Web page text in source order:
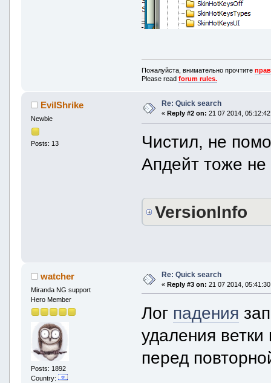
Пожалуйста, внимательно прочтите
Please readforum rules.
EvilShrike
Newbie
Posts: 13
Re: Quick search
« Reply #2 on: 21 07 2014,
Чистил, не
Апдейт тоже не
VersionInfo
watcher
Miranda NG support
Hero Member
Posts: 1892
Country:
Re: Quick search
« Reply #3 on: 21 07 2014,
Лог падения
удаления
перед